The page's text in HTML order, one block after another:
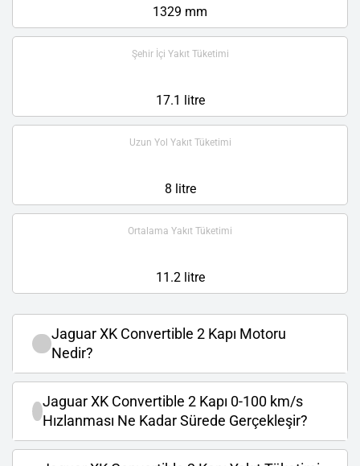
1329 mm
Şehir İçi Yakıt Tüketimi
17.1 litre
Uzun Yol Yakıt Tüketimi
8 litre
Ortalama Yakıt Tüketimi
11.2 litre
Jaguar XK Convertible 2 Kapı Motoru
Nedir?
Jaguar XK Convertible 2 Kapı 0-100 km/s
Hızlanması Ne Kadar Sürede Gerçekleşir?